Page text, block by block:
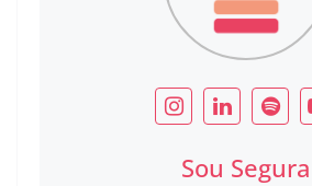
Sou Segura